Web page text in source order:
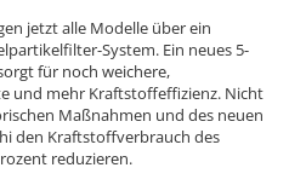
jetzt alle Modelle über ein
System. Ein neues 5-
für noch weichere,
und mehr Kraftstoffeffizienz. Nicht
Maßnahmen und des neuen
den Kraftstoffverbrauch des
reduzieren.